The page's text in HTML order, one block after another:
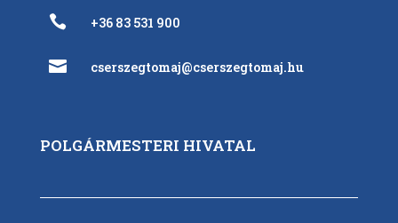
 +36 83 531 900
 cserszegtomaj@cserszegtomaj.hu
POLGÁRMESTERI HIVATAL